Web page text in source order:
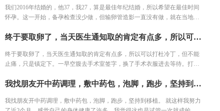
轻，卵巢敏感，受到大量药物刺激，激素水平失调，再者就是血液里的电解
质缺失导致大量血液里的蛋白流失。
医生说要平常心，但我看姐妹们的分享知道成功率可能只有1成不到了。 因
为医生要求移植前三天每天塞2颗黄体酮，给移植做准备，我竟然忘了1次，
身体之后，我对自己有信心。 医生也就没说什么，直接签了风险书，等着隔
之后我直接回家了。
我们2016年结婚的，他37，我27，算是最佳年纪结婚，所以希望在最佳时间
怀孕。这一开始，备孕检查没少做，但输卵管造影一直没有做，就在当地的
最可惜的，所以第一我要提醒的是，不孕检查一定做全了，不然浪费时间查
侧堵塞。我产科的闺蜜说可以做腹腔镜，也可以试管。但是想了了几天，我
分析了自己的情况，觉得手术之后再尝试，万一没怀复发还是要去试管。再
了。
终于要取卵了，当天医生通知取的肯定有点多，所以可以打杜冷丁，但不能止痛，只是镇定下。一早空腹去手术室签字，换了手术衣服进去等待。打了针我就躺床上等着，看着之前取卵的姐妹一个一个出来都哭了，我也怕的不行了。 结果出来了，取了22个，配对17个，结果冻胚5个囊胚1个。取卵之后第三天，卵巢过度刺激征开始了，喝进去的水和食物根本排不出来。进去多出来少，可想而知多难受，短短几天，肚子如同怀孕几个月，全身鼓起来，吃不好睡不好。 由于积液严重，直接住院治疗，期间对几种治疗的药物全部过敏。每天只能挂葡萄糖，难受得想死。 最后听产科闺蜜建议，托人去医药公司买了人球白蛋白挂上，突然一晚跑了很多次厕所，第二天马上松快了许多。这关算是熬过去了。 补充下，造成卵巢过度刺激征的原因一个是因为年轻，卵巢敏感，受到大量药物刺激，激素水平失调，再者就是血液里的电解质缺失导致大量血液里的蛋白流失。
终于要取卵了，当天医生通知取的肯定有点多，所以可以打杜冷丁，但不能
止痛，只是镇定下。一早空腹去手术室签字，换了手术衣服进去等待。打了
行了。 结果出来了，取了22个，配对17个，结果冻胚5个囊胚1个。取卵之后
出来少，可想而知多难受，短短几天，肚子如同怀孕几个月，全身鼓起来，
我找朋友开中药调理，敷中药包，泡脚，跑步，坚持到移植。 就这样我努力了近2个月，感觉自己的身体健康了许多，我觉得这也是试管一次就成的重要原因之一。 好不容易熬到了11月，B超医生一看内膜只有0.6cm，劝我取消移植，其实自己之前3次促排内膜都很好，这次内膜薄可能是因为周期长，内膜还没长起来，还有对补佳乐这个药根本不吸收，所以我还是坚持移植，医生说要平常心，但我看姐妹们的分享知道成功率可能只有1成不到了。 因为医生要求移植前三天每天塞2颗黄体酮，给移植做准备，我竟然忘了1次，又吓得不行，但是我想既然都到了现在，不想浪费这么多心血，再者调理了身体之后，我对自己有信心。 医生也就没说什么，直接签了风险书，等着隔天移植。 11月28号移植当天，我紧张半天，移植竟然一点感觉都没有。移植之后我直接回家了。
我找朋友开中药调理，敷中药包，泡脚，跑步，坚持到移植。 就这样我努力